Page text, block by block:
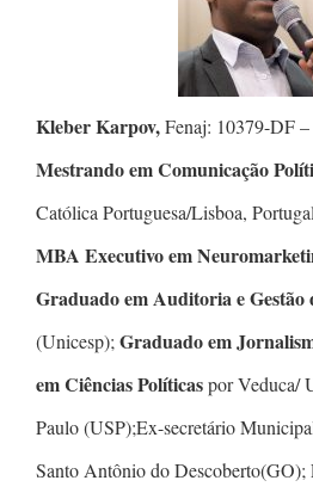
Kleber Karpov,Fenaj: 10379-DF
Mestrando em Comunicação
Católica Portuguesa/Lisboa,
MBA Executivo em
Graduado em Auditoria e Gestão
(Unicesp); Graduado em
em Ciências Políticaspor Veduca/
Paulo (USP);Ex-secretário
Santo Antônio do Descoberto(GO);